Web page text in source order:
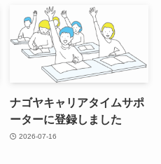
ナゴヤキャリアタイムサポ
ーターに登録しました
2026-07-16